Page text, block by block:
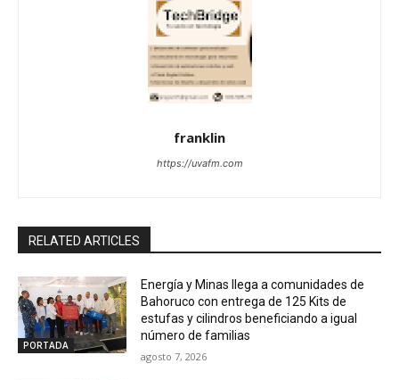
franklin
https://uvafm.com
RELATED ARTICLES
PORTADA
Energía y Minas llega a comunidades de
Bahoruco con entrega de 125 Kits de
estufas y cilindros beneficiando a igual
número de familias
agosto 7, 2026